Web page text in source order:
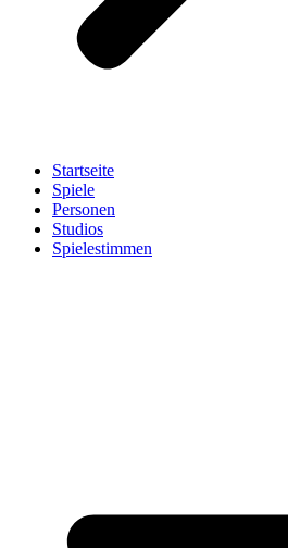
Startseite
Spiele
Personen
Studios
Spielestimmen